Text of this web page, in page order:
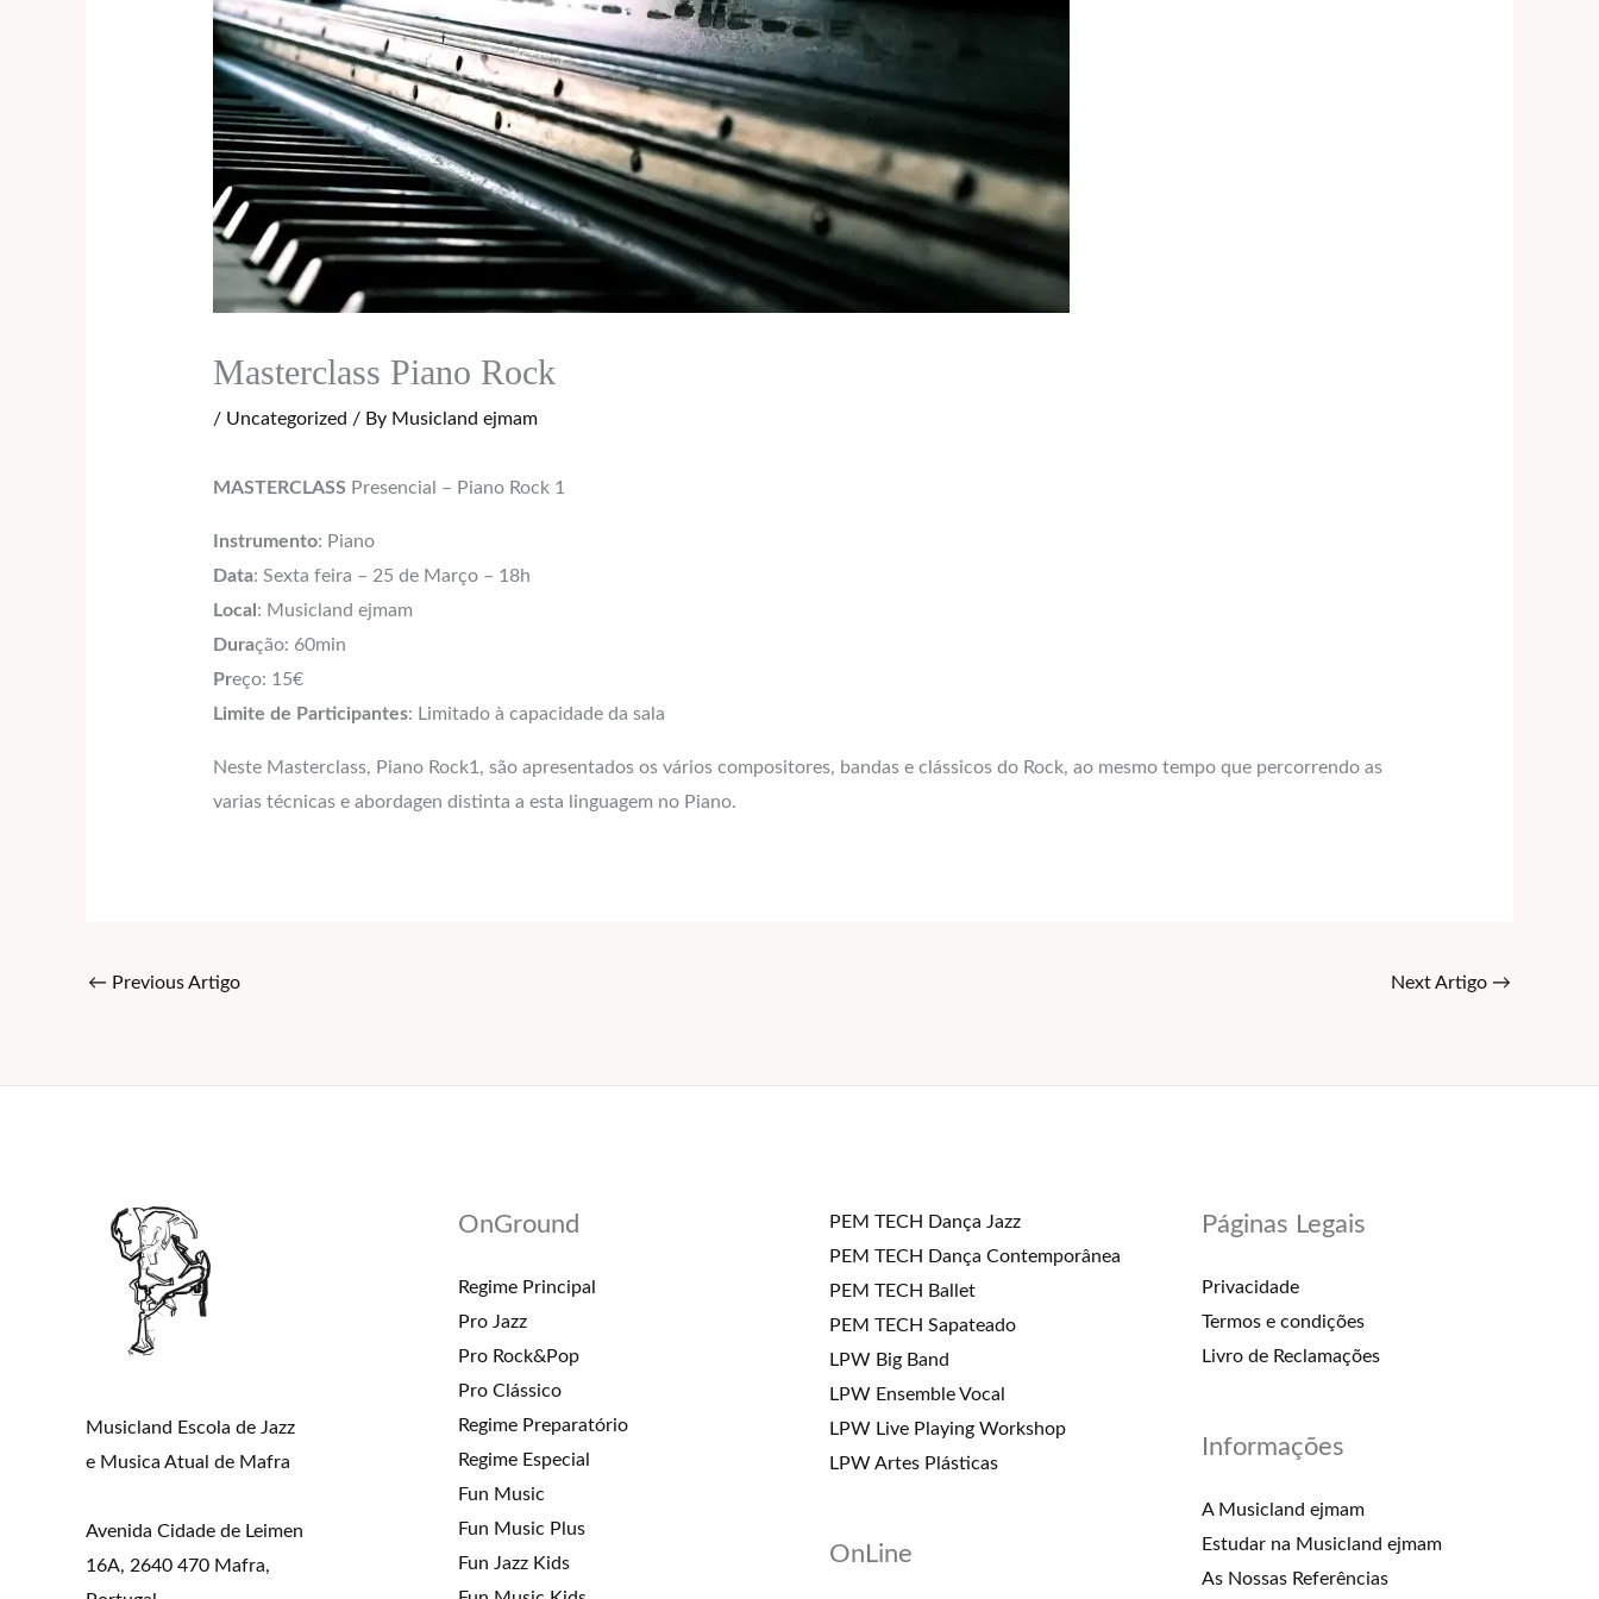
Masterclass Piano Rock
/ Uncategorized / By Musicland ejmam
MASTERCLASS Presencial – Piano Rock 1
Instrumento: Piano
Data: Sexta feira – 25 de Março – 18h
Local : Musicland ejmam
Duração: 60min
Preço: 15€
Limite de Participantes: Limitado à capacidade da sala
Neste Masterclass, Piano Rock1, são apresentados os vários compositores, bandas e clássicos do Rock, ao mesmo tempo que percorrendo as
varias técnicas e abordagen distinta a esta linguagem no Piano.
← Previous Artigo Next Artigo →
Musicland Escola de Jazz
e Musica Atual de Mafra
Avenida Cidade de Leimen
16A, 2640 470 Mafra,
OnGround
Regime Principal
Pro Jazz
Pro Rock&Pop
Pro Clássico
Regime Preparatório
Regime Especial
Fun Music
Fun Music Plus
Fun Jazz Kids
PEM TECH Dança Jazz
PEM TECH Dança Contemporânea
PEM TECH Ballet
PEM TECH Sapateado
LPW Big Band
LPW Ensemble Vocal
LPW Live Playing Workshop
LPW Artes Plásticas
OnLine
Páginas Legais
Privacidade
Termos e condições
Livro de Reclamações
Informações
A Musicland ejmam
Estudar na Musicland ejmam
As Nossas Referências